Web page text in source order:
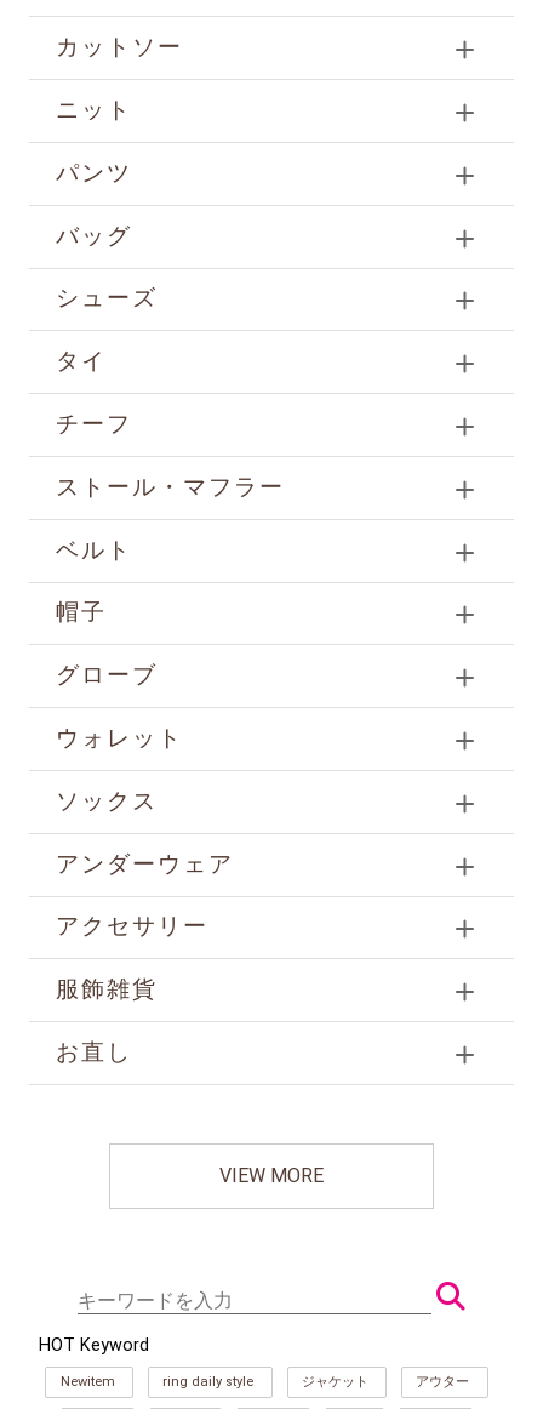
カットソー
ニット
パンツ
バッグ
シューズ
タイ
チーフ
ストール・マフラー
ベルト
帽子
グローブ
ウォレット
ソックス
アンダーウェア
アクセサリー
服飾雑貨
お直し
VIEW MORE
HOT Keyword
Newitem ring daily style ジャケット アウター